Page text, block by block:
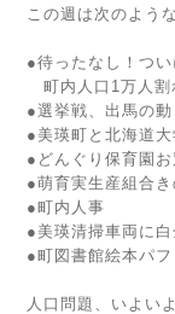
この週は次のよう
●待ったなし！つい
町内人口1万人割
●選挙戦、出馬の動
●美瑛町と北海道
●どんぐり保育園お
●萌育実生産組合
●町内人事
●美瑛清掃車両に
●町図書館絵本パ
人口問題、いよい